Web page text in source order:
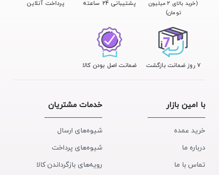
(خرید بالای ۲ میلیون
تومان)
پشتیبانی 24 ساعته پرداخت آنلاین
۷ روز ضمانت بازگشت ضمانت اصل بودن کالا
با امین بازار
خرید عمده
درباره ما
تماس با ما
خدمات مشتریان
شیوه‌های ارسال
شیوه‌های پرداخت
رویه‌های بازگرداندن کالا